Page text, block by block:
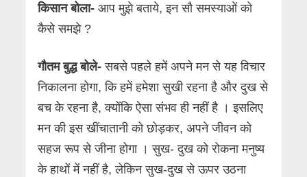
किसान बोला- आप मुझे बताये, इन सौ समस्याओं को
कैसे समझे ?
गौतम बुद्ध बोले- सबसे पहले हमें अपने मन से यह विचार
निकालना होगा, कि हमें हमेशा सुखी रहना है और दुख से
बच के रहना है, क्योंकि ऐसा संभव ही नहीं है । इसलिए
मन की इस खींचातानी को छोड़कर, अपने जीवन को
सहज रूप से जीना होगा । सुख- दुख को रोकना मनुष्य
के हाथों में नहीं है, लेकिन सुख-दुख से ऊपर उठना